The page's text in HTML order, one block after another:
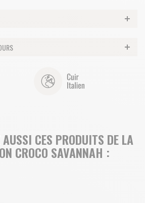
CES PRODUITS DE LA
CROCO SAVANNAH :